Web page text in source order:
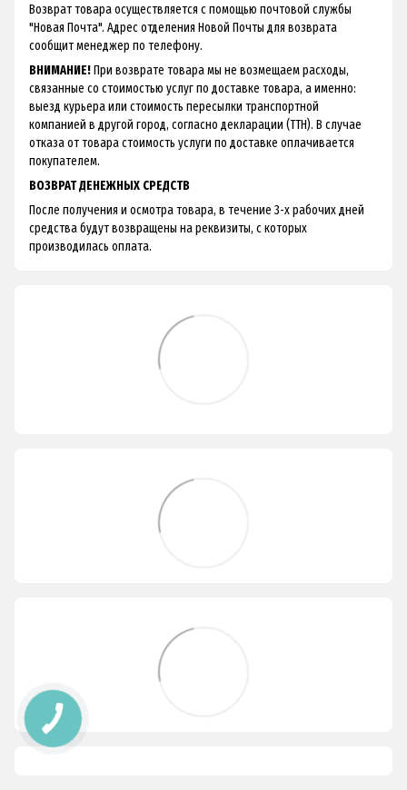
Возврат товара осуществляется с помощью почтовой службы
"Новая Почта". Адрес отделения Новой Почты для возврата
сообщит менеджер по телефону.
ВНИМАНИЕ!При возврате товара мы не возмещаем расходы,
связанные со стоимостью услуг по доставке товара, а именно:
выезд курьера или стоимость пересылки транспортной
компанией в другой город, согласно декларации (ТТН). В случае
отказа от товара стоимость услуги по доставке оплачивается
покупателем.
ВОЗВРАТ ДЕНЕЖНЫХ СРЕДСТВ
После получения и осмотра товара, в течение 3-х рабочих дней
средства будут возвращены на реквизиты, с которых
производилась оплата.